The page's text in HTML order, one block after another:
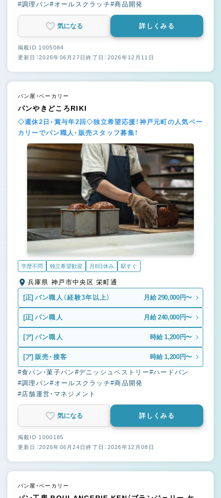
#調理パン#オールスクラッチ#商品開発
気になる 詳しくみる
掲載ID 1005084
更新日：2026年06月27日終了日：2026年12月11日
パン屋・ベーカリー
パンやきどころRIKI
◇週休2日・賞与年2回◇独立希望応援！神戸元町の人気ベー
カリーでパン職人・販売スタッフ募集！
学歴不問 独立希望歓迎 月8日休み 駅すぐ
兵庫県 神戸市中央区 栄町通
[正] パン職人（経験3年以上） 月給 290,000円〜
[正] パン職人 月給 240,000円〜
[ア] パン職人 時給 1,200円〜
[ア] 販売・接客 時給 1,200円〜
#食パン・菓子パン #デニッシュペストリー#ハードパン
#調理パン#オールスクラッチ#商品開発
#店舗運営・マネジメント
気になる 詳しくみる
掲載ID 1000185
更新日：2026年06月24日終了日：2026年12月08日
パン屋・ベーカリー